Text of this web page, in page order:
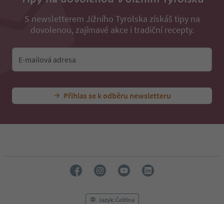
S newsletterem Jižního Tyrolska získáš tipy na
dovolenou, zajímavé akce i tradiční recepty.
E-mailová adresa
Přihlas se k odběru newsletteru
Jazyk: Čeština